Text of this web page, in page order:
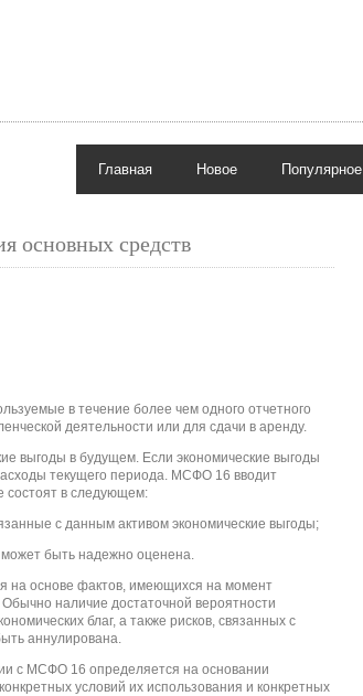
Главная Новое Популярное
основных средств
в течение более чем одного отчетного
деятельности или для сдачи в аренду.
выгоды в будущем. Если экономические выгоды
текущего периода. МСФО 16 вводит
состоят в следующем:
с данным активом экономические выгоды;
может быть надежно оценена.
на основе фактов, имеющихся на момент
наличие достаточной вероятности
благ, а также рисков, связанных с
аннулирована.
с МСФО 16 определяется на основании
условий их использования и конкретных